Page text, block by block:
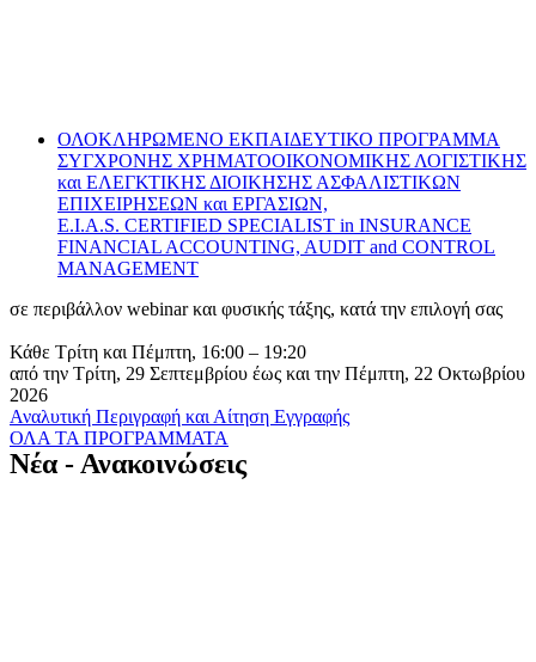
ΟΛΟΚΛΗΡΩΜΕΝΟ ΕΚΠΑΙΔΕΥΤΙΚΟ ΠΡΟΓΡΑΜΜΑ
ΣΥΓΧΡΟΝΗΣ ΧΡΗΜΑΤΟΟΙΚΟΝΟΜΙΚΗΣ ΛΟΓΙΣΤΙΚΗΣ
και ΕΛΕΓΚΤΙΚΗΣ ΔΙΟΙΚΗΣΗΣ ΑΣΦΑΛΙΣΤΙΚΩΝ
ΕΠΙΧΕΙΡΗΣΕΩΝ και ΕΡΓΑΣΙΩΝ,
E.I.A.S. CERTIFIED SPECIALIST in INSURANCE
FINANCIAL ACCOUNTING, AUDIT and CONTROL
MANAGEMENT
σε περιβάλλον webinar και φυσικής τάξης, κατά την επιλογή σας
Κάθε Τρίτη και Πέμπτη, 16:00 – 19:20
από την Τρίτη, 29 Σεπτεμβρίου έως και την Πέμπτη, 22 Οκτωβρίου
2026
Αναλυτική Περιγραφή και Αίτηση Εγγραφής
ΟΛΑ ΤΑ ΠΡΟΓΡΑΜΜΑΤΑ
Νέα - Ανακοινώσεις